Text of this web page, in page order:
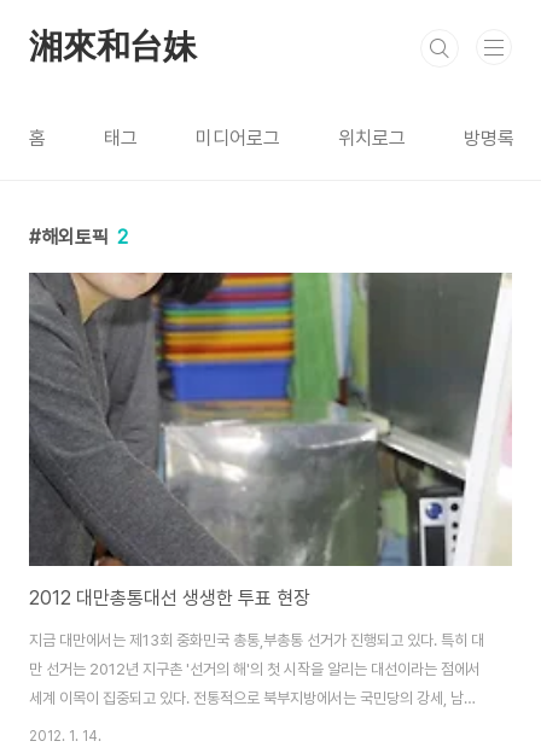
湘來和台妹
홈 태그 미디어로그 위치로그 방명록
해외토픽 2
2012 대만총통대선 생생한 투표 현장
지금 대만에서는 제13회 중화민국 총통,부총통 선거가 진행되고 있다. 특히 대
만 선거는 2012년 지구촌 '선거의 해'의 첫 시작을 알리는 대선이라는 점에서
세계 이목이 집중되고 있다. 전통적으로 북부지방에서는 국민당의 강세, 남부
지방에서는 민진당의 텃밭이라는 점은 이번 선거에도 그대로 유지되지 않을까
2012. 1. 14.